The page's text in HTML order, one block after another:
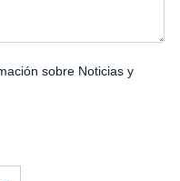
sobre Noticias y